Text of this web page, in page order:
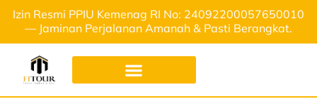
Izin Resmi PPIU Kemenag RI No: 24092200057650010
— Jaminan Perjalanan Amanah & Pasti Berangkat.